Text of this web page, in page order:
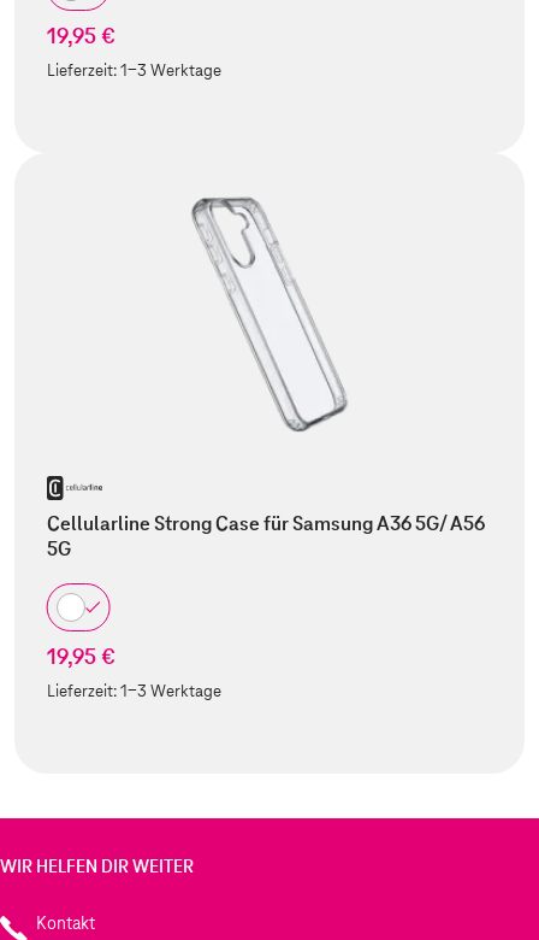
19,95 €
Lieferzeit:1-3 Werktage
Cellularline Strong Case für Samsung A36 5G/ A56
5G
19,95 €
Lieferzeit:1-3 Werktage
WIR HELFEN DIR WEITER
Kontakt